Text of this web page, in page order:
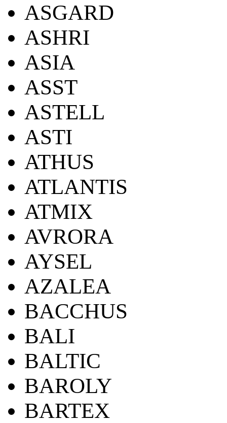
ASGARD
ASHRI
ASIA
ASST
ASTELL
ASTI
ATHUS
ATLANTIS
ATMIX
AVRORA
AYSEL
AZALEA
BACCHUS
BALI
BALTIC
BAROLY
BARTEX